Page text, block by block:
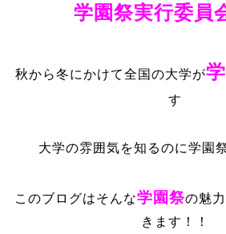
学園祭実行委員
秋から冬にかけて全国の大学が
す
大学の雰囲気を知るのに学園
このブログはそんな学園祭の魅
きます！！